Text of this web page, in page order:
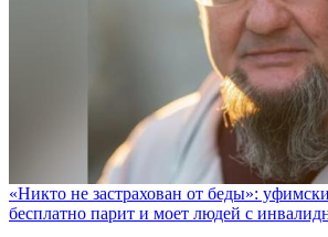
«Никто не заcтрахован от беды»:
бесплатно парит и моет людей с